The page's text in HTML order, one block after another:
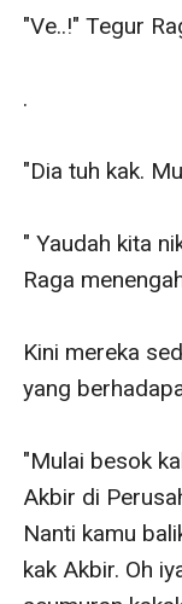
"Ve..!" Tegur
.
"Dia tuh kak.
" Yaudah kita
Raga
Kini mereka
yang
"Mulai besok
Akbir di
Nanti kamu
kak Akbir. Oh